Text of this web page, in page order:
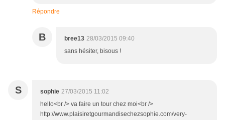
Répondre
B bree13 28/03/2015 09:40
sans hésiter, bisous !
S sophie 27/03/2015 11:02
hello<br /> va faire un tour chez moi<br />
http://www.plaisiretgourmandisechezsophie.com/very-